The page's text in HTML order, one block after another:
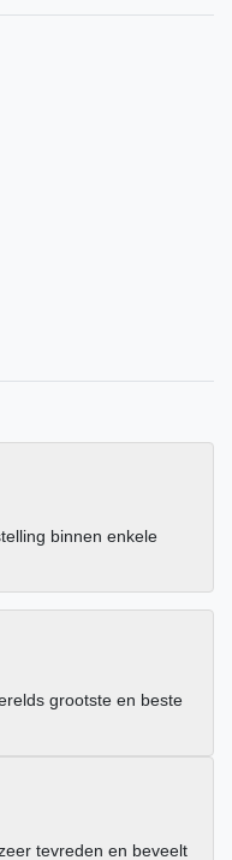
binnen enkele
grootste en beste
tevreden en beveelt